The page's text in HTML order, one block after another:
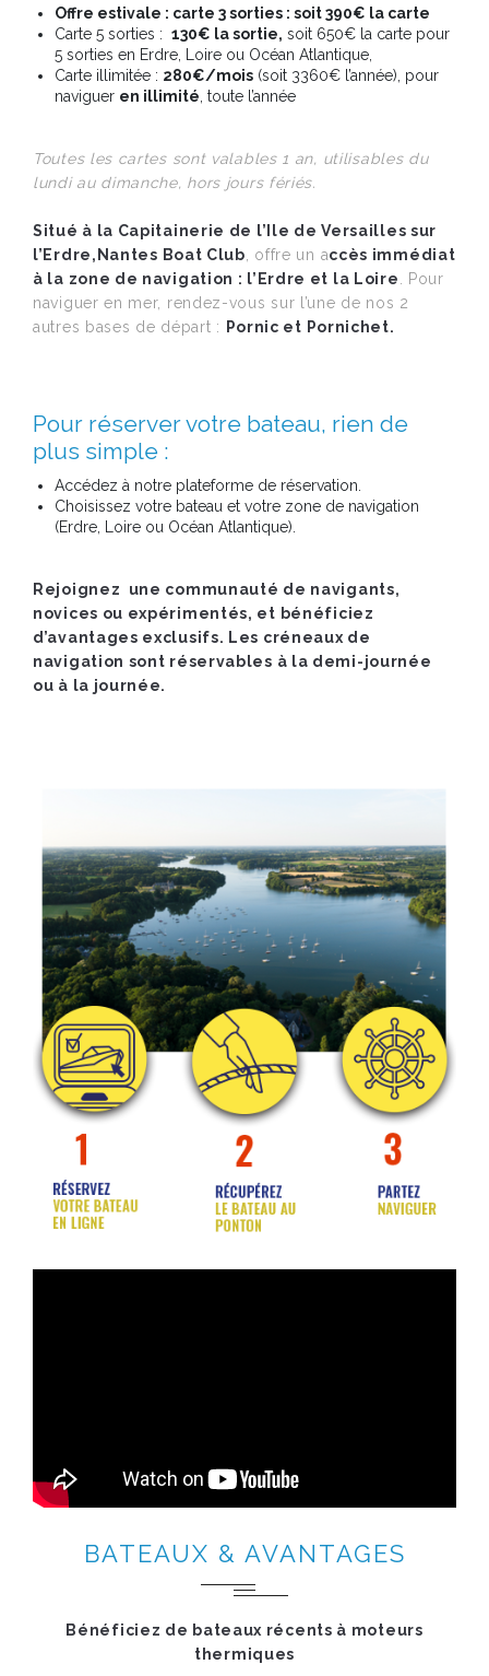
Offre estivale : carte 3 sorties : soit 390€ la carte
Carte 5 sorties : 130€ la sortie, soit 650€ la carte pour
5 sorties en Erdre, Loire ou Océan Atlantique,
Carte illimitée : 280€/mois (soit 3360€ l’année), pour
naviguer en illimité , toute l’année
Toutes les cartes sont valables 1 an, utilisables du
lundi au dimanche, hors jours fériés.
Situé à la Capitainerie de l’Ile de Versailles sur
l’Erdre, Nantes Boat Club , offre un accès immédiat
à la zone de navigation : l’Erdre et la Loire . Pour
naviguer en mer, rendez-vous sur l’une de nos 2
autres bases de départ :
Pornic et Pornichet.
Pour réserver votre bateau, rien de
plus simple :
Accédez à notre plateforme de réservation.
Choisissez votre bateau et votre zone de navigation
(Erdre, Loire ou Océan Atlantique).
Rejoignez une communauté de navigants,
novices ou expérimentés, et bénéficiez
d’avantages exclusifs. Les créneaux de
navigation sont réservables à la demi-journée
ou à la journée.
BATEAUX & AVANTAGES
Bénéficiez de bateaux récents à moteurs
thermiques